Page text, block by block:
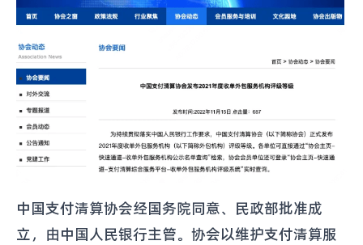
中国支付清算协会经国务院同意、民政部批准成
立，由中国人民银行主管。协会以维护支付清算服